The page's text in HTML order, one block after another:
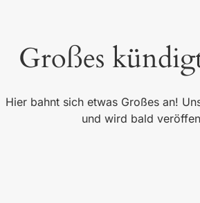
Großes
Hier bahnt sich etwas Großes an!
und wird bald